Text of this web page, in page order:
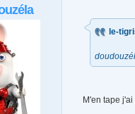
le-
M'en tape